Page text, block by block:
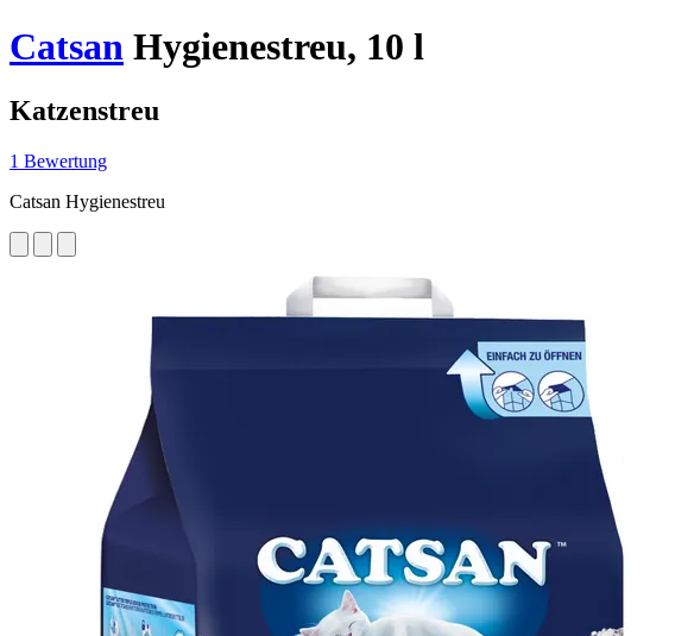
Catsan Hygienestreu, 10 l
Katzenstreu
1 Bewertung
Catsan Hygienestreu